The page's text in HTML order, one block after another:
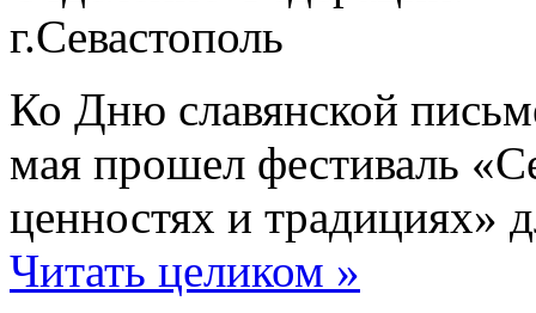
г.Севастополь
Ко Дню славянской
мая прошел фестиваль
ценностях и традициях»
Читать целиком »